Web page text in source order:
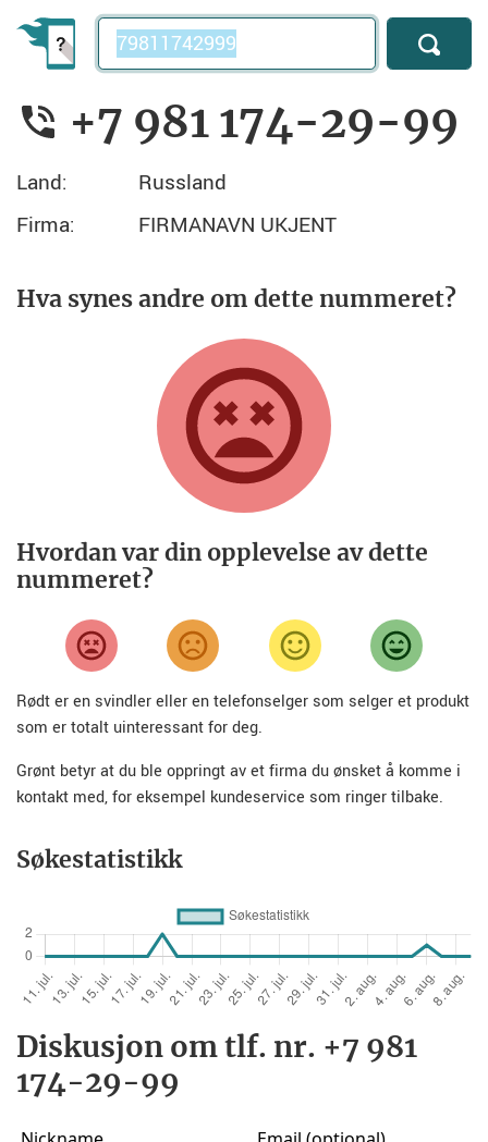
Telefonnummer
+7 981 174-29-99
Land:
Russland
Firma:
FIRMANAVN UKJENT
Hva synes andre om dette nummeret?
Hvordan var din opplevelse av dette
nummeret?
Rødt er en svindler eller en telefonselger som selger et produkt
som er totalt uinteressant for deg.
Grønt betyr at du ble oppringt av et firma du ønsket å komme i
kontakt med, for eksempel kundeservice som ringer tilbake.
Søkestatistikk
Diskusjon om tlf. nr. +7 981
174-29-99